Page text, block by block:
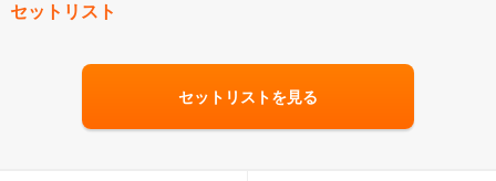
セットリスト
セットリストを見る